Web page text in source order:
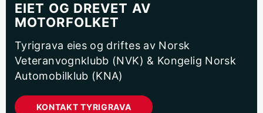
EIET OG DREVET AV
MOTORFOLKET
Tyrigrava eies og driftes av Norsk
Veteranvognklubb (NVK) & Kongelig Norsk
Automobilklub (KNA)
KONTAKT TYRIGRAVA